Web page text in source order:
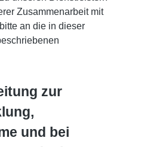
Zusammenarbeit mit
an die in dieser
zur
und bei